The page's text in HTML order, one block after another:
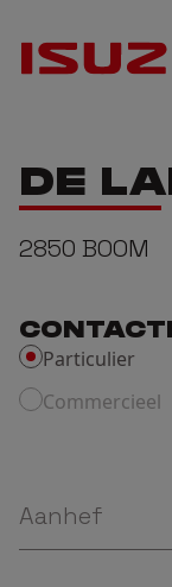
DE
2850 BOOM
Particulier
Commercieel
Aanhef